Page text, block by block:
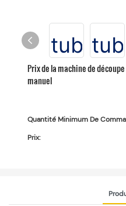
Prix ​​​​de la machine de
manuel
Quantité Minimum De
Prix: